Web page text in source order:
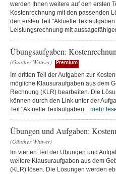
werden Ihnen weitere auf den ersten
Kostenrechnung mit den passenden
den ersten Teil "Aktuelle
Leistungsrechnung mit
Übungsaufgaben:
(Günther Wittwer) Premium
Im dritten Teil der Aufgaben zur
mögliche Klausuraufgaben aus dem
Rechnung (KLR) bearbeiten. Die
können durch den Link unter der
Teil "Aktuelle Textaufgaben... mehr
Übungen und Aufgaben:
(Günther Wittwer)
Im vierten Teil der Übungen und
weitere Klausuraufgaben aus dem
(KLR) lösen. Die Lösungen werden